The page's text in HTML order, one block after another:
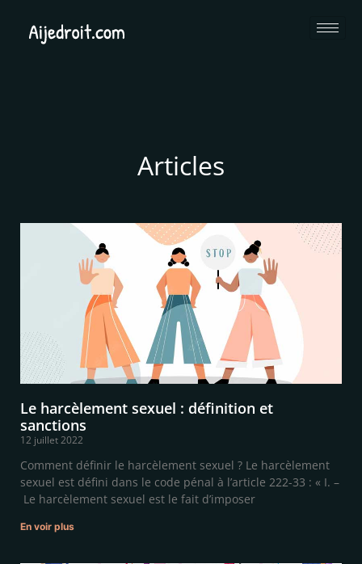
Articles
Le harcèlement sexuel : définition et
sanctions
12 juillet 2022
Comment définir le harcèlement sexuel ? Le harcèlement
sexuel est défini dans le code pénal à l’article 222-33 : « I. –
Le harcèlement sexuel est le fait d’imposer
En voir plus